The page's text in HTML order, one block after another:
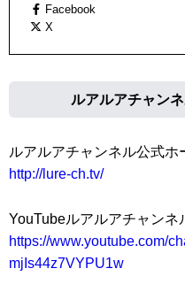
Facebook
X
ルアルアチャン
ルアルアチャンネル公式ホ
http://lure-ch.tv/
YouTubeルアルアチャンネ
https://www.youtube.com/
mjIs44z7VYPU1w